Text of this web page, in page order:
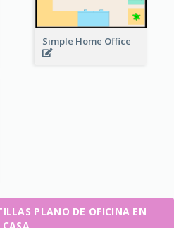
Simple Home Office
PLANO DE OFICINA EN